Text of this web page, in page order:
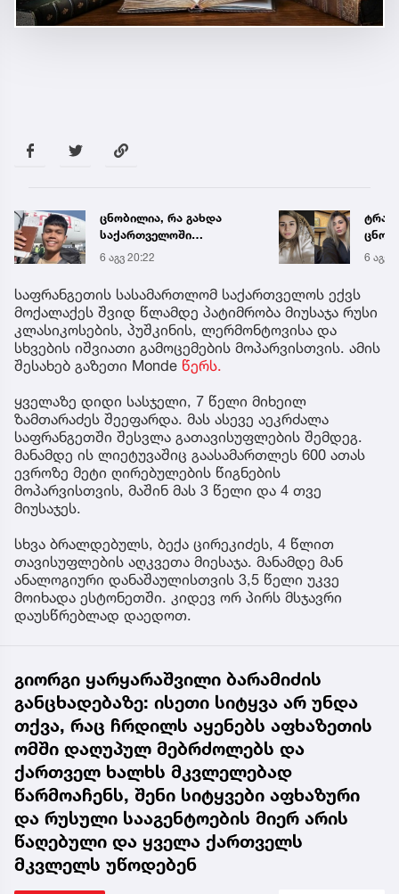
ცნობილია, რა გახდა
საქართველოში
ტაილანდელი მოგზაურის
გარდაცვალების მიზეზი
6 აგვ 20:22 6 აგვ
საფრანგეთის სასამართლომ საქართველოს ექვს
მოქალაქეს შვიდ წლამდე პატიმრობა მიუსაჯა რუსი
კლასიკოსების, პუშკინის, ლერმონტოვისა და
სხვების იშვიათი გამოცემების მოპარვისთვის. ამის
შესახებ გაზეთი Monde წერს.
ყველაზე დიდი სასჯელი, 7 წელი მიხეილ
ზამთარაძეს შეეფარდა. მას ასევე აეკრძალა
საფრანგეთში შესვლა გათავისუფლების შემდეგ.
მანამდე ის ლიეტუვაშიც გაასამართლეს 600 ათას
ევროზე მეტი ღირებულების წიგნების
მოპარვისთვის, მაშინ მას 3 წელი და 4 თვე
მიუსაჯეს.
სხვა ბრალდებულს, ბექა ცირეკიძეს, 4 წლით
თავისუფლების აღკვეთა მიესაჯა. მანამდე მან
ანალოგიური დანაშაულისთვის 3,5 წელი უკვე
მოიხადა ესტონეთში. კიდევ ორ პირს მსჯავრი
დაუსწრებლად დაედოთ.
გიორგი ყარყარაშვილი ბარამიძის
განცხადებაზე: ისეთი სიტყვა არ უნდა
თქვა, რაც ჩრდილს აყენებს აფხაზეთის
ომში დაღუპულ მებრძოლებს და
ქართველ ხალხს მკვლელებად
წარმოაჩენს, შენი სიტყვები აფხაზური
და რუსული სააგენტოების მიერ არის
წაღებული და ყველა ქართველს
მკვლელს უწოდებენ